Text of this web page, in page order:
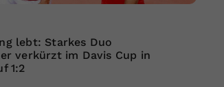
lebt: Starkes Duo
verkürzt im Davis Cup in
1:2